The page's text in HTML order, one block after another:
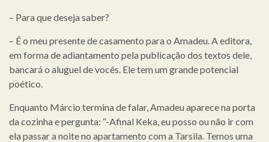
– Para que deseja saber?
– É o meu presente de casamento para o Amadeu. A editora,
em forma de adiantamento pela publicação dos textos dele,
bancará o aluguel de vocês. Ele tem um grande potencial
poético.
Enquanto Márcio termina de falar, Amadeu aparece na porta
da cozinha e pergunta: “-Afinal Keka, eu posso ou não ir com
ela passar a noite no apartamento com a Tarsila. Temos uma